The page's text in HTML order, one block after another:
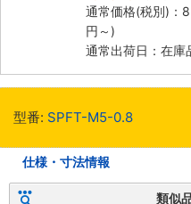
通常価格(税別)：
円 ～)
通常出荷日：在庫
型番: SPFT-M5-0.8
仕様・寸法情報
類似